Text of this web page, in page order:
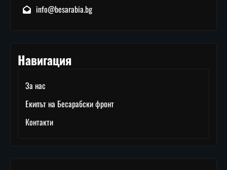
info@besarabia.bg
Навигация
За нас
Екипът на Бесарабски фронт
Контакти